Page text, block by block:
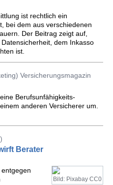
ist rechtlich ein
bei dem aus verschiedenen
Der Beitrag zeigt auf,
dem Inkasso
ist.
Versicherungsmagazin
Berufsunfähigkeits-
anderen Versicherer um.
Berater
Bild: Pixabay CC0